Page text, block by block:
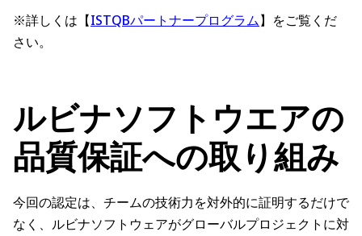
※詳しくは【ISTQBパートナープログラム】をご覧くだ
さい。
ルビナソフトウエアの
品質保証への取り組み
今回の認定は、チームの技術力を対外的に証明するだけで
なく、ルビナソフトウェアがグローバルプロジェクトに対